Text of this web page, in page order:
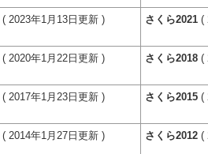
( 2023年1月13日更新 ) さくら2021 (
( 2020年1月22日更新 ) さくら2018 (
( 2017年1月23日更新 ) さくら2015 (
( 2014年1月27日更新 ) さくら2012 (